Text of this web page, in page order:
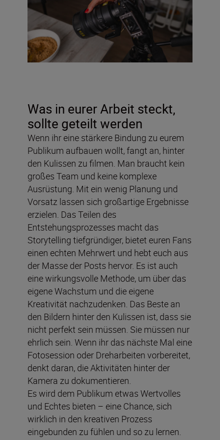
Was in eurer Arbeit steckt,
sollte geteilt werden
Wenn ihr eine stärkere Bindung zu eurem
Publikum aufbauen wollt, fangt an, hinter
den Kulissen zu filmen. Man braucht kein
großes Team und keine komplexe
Ausrüstung. Mit ein wenig Planung und
Vorsatz lassen sich großartige Ergebnisse
erzielen. Das Teilen des
Entstehungsprozesses macht das
Storytelling tiefgründiger, bietet euren Fans
einen echten Mehrwert und hebt euch aus
der Masse der Posts hervor. Es ist auch
eine wirkungsvolle Methode, um über das
eigene Wachstum und die eigene
Kreativität nachzudenken. Das Beste an
den Bildern hinter den Kulissen ist, dass sie
nicht perfekt sein müssen. Sie müssen nur
ehrlich sein. Wenn ihr das nächste Mal eine
Fotosession oder Dreharbeiten vorbereitet,
denkt daran, die Aktivitäten hinter der
Kamera zu dokumentieren.
Es wird dem Publikum etwas Wertvolles
und Echtes bieten – eine Chance, sich
wirklich in den kreativen Prozess
eingebunden zu fühlen und so zu lernen.